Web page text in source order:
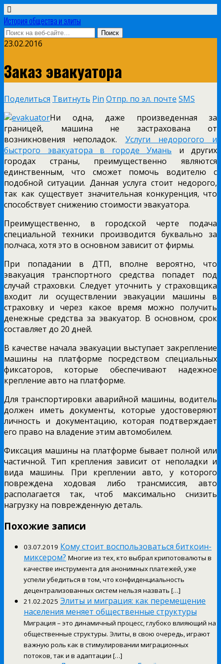
История общества и элиты
23.02.2016
Заказ эвакуатора
Поделиться Твитнуть Pin Отпр. по эл. почте SMS
Ни одна, даже произведенная за
границей, машина не застрахована от
возникновения неполадок. Услуги недорогого и
быстрого эвакуатора в городе Умань и других
городах страны, преимущественно являются
единственным, что сможет помочь водителю с
подобной ситуации. Данная услуга стоит недорого,
так как существует значительная конкуренция, что
способствует снижению стоимости эвакуатора.
Преимущественно, в городской черте подача
специальной техники производится буквально за
полчаса, хотя это в основном зависит от фирмы.
При попадании в ДТП, вполне вероятно, что
эвакуация транспортного средства попадет под
случай страховки. Следует уточнить у страховщика
входит ли осуществлении эвакуации машины в
страховку и через какое время можно получить
денежные средства за эвакуатор. В основном, срок
составляет до 20 дней.
В качестве начала эвакуации выступает закрепление
машины на платформе посредством специальных
фиксаторов, которые обеспечивают надежное
крепление авто на платформе.
Для транспортировки аварийной машины, водитель
должен иметь документы, которые удостоверяют
личность и документацию, которая подтверждает
его право на владение этим автомобилем.
Фиксация машины на платформе бывает полной или
частичной. Тип крепления зависит от неполадки и
вида машины. При креплении авто, у которого
повреждена ходовая либо трансмиссия, авто
располагается так, чтоб максимально снизить
нагрузку на поврежденную деталь.
Похожие записи
03.07.2019 Кому стоит воспользоваться биткоин-
миксером? Многие из тех, кто выбрал крипотовалюты в
качестве инструмента для анонимных платежей, уже
успели убедиться в том, что конфиденциальность
децентрализованных систем нельзя назвать […]
21.02.2025 Элиты и миграция: как перемещение
населения меняет общественные структуры
Миграция – это динамичный процесс, глубоко влияющий на
общественные структуры. Элиты, в свою очередь, играют
важную роль как в стимулировании миграционных
потоков, так и в адаптации […]